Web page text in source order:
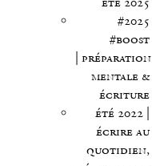
#2025
#boost
| préparation
mentale &
écriture
été 2022 |
écrire au
quotidien,